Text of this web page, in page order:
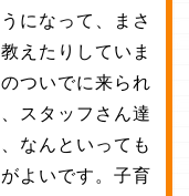
になって、まさ
えたりしていま
いでに来られ
スタッフさん達
なんといっても
よいです。子育